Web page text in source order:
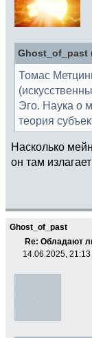
Ghost_of_past
Томас
Эго. Наука о
теория
Насколько
он там
Ghost_of_past
Re: Обладают
14.06.2025, 21:13